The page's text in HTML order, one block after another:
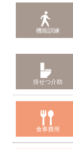
機能訓練
排せつ介助
食事費用